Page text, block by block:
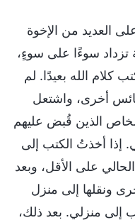
العديد من الإخوة
تزداد سوءًا على سوءٍ،
كلام الله بعيدًا. لم
أخرى، واشتعل
الذين قُبض عليهم
إذا أخذتُ الكتب إلى
على الأقل، وبعد
ونقلها إلى منزل
إلى منزلي. بعد ذلك،